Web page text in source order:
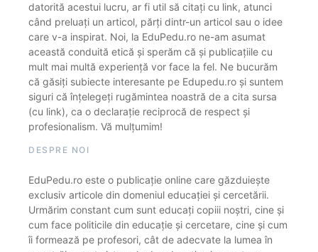
datorită acestui lucru, ar fi util să citați cu link, atunci
când preluați un articol, părți dintr-un articol sau o idee
care v-a inspirat. Noi, la EduPedu.ro ne-am asumat
această conduită etică și sperăm că și publicațiile cu
mult mai multă experiență vor face la fel. Ne bucurăm
că găsiți subiecte interesante pe Edupedu.ro și suntem
siguri că înțelegeți rugămintea noastră de a cita sursa
(cu link), ca o declarație reciprocă de respect și
profesionalism. Vă mulțumim!
DESPRE NOI
EduPedu.ro este o publicație online care găzduiește
exclusiv articole din domeniul educației și cercetării.
Urmărim constant cum sunt educați copiii noștri, cine și
cum face politicile din educație și cercetare, cine și cum
îi formează pe profesori, cât de adecvate la lumea în